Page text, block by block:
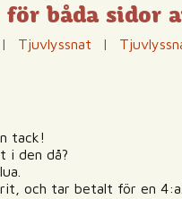
för båda sidor
| Tjuvlyssnat |
tack!
i den då?
och tar betalt för en